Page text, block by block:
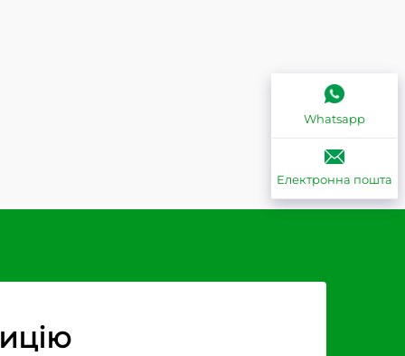
Whatsapp
Електронна пошта